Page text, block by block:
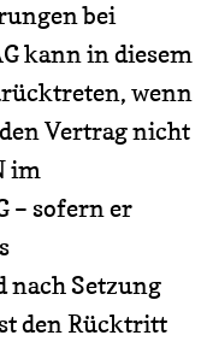
bei
kann in diesem
wenn
Vertrag nicht
im
– sofern er
nach Setzung
den Rücktritt